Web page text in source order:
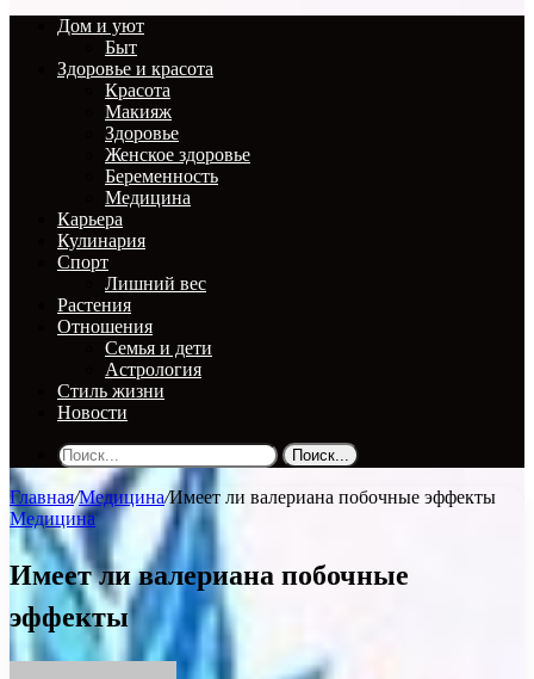
Дом и уют
Быт
Здоровье и красота
Красота
Макияж
Здоровье
Женское здоровье
Беременность
Медицина
Карьера
Кулинария
Спорт
Лишний вес
Растения
Отношения
Семья и дети
Астрология
Стиль жизни
Новости
Поиск...
Главная/Медицина/Имеет ли валериана побочные эффекты
Медицина
Имеет ли валериана побочные
эффекты